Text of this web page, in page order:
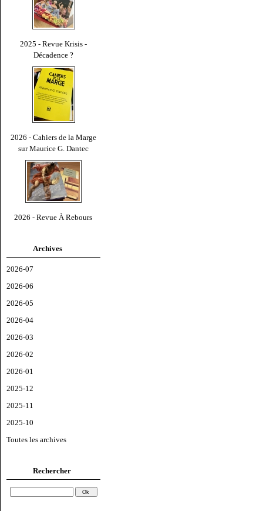
2025 - Revue Krisis -
Décadence ?
2026 - Cahiers de la Marge
sur Maurice G. Dantec
2026 - Revue À Rebours
Archives
2026-07
2026-06
2026-05
2026-04
2026-03
2026-02
2026-01
2025-12
2025-11
2025-10
Toutes les archives
Rechercher